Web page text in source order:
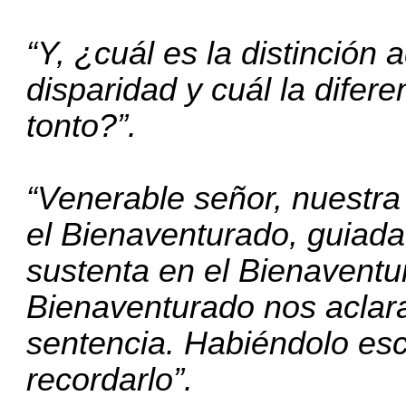
“Y, ¿cuál es la distinción
disparidad y cuál la
tonto?”.
“Venerable señor,
el Bienaventurado,
sustenta en el
Bienaventurado nos
sentencia. Habiéndolo
recordarlo”.